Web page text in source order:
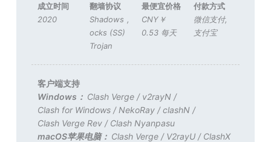
成立时间
2020
翻墙协议
Shadows
ocks (SS)
,
Trojan
最便宜价格
CNY￥
0.53 每天
付款方式
微信支付,
支付宝
客户端支持
Windows： Clash Verge / v2rayN /
Clash for Windows / NekoRay /clashN /
Clash Verge Rev / Clash Nyanpasu
macOS苹果电脑： Clash Verge / V2rayU / ClashX